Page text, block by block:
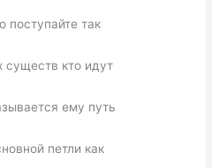
поступайте так
существ кто идут
ему путь
петли как